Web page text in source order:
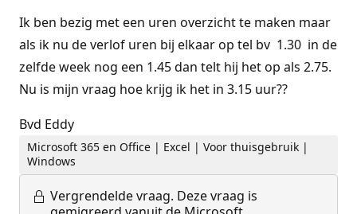
Ik ben bezig met een uren overzicht te maken maar
als ik nu de verlof uren bij elkaar op tel bv 1.30 in de
zelfde week nog een 1.45 dan telt hij het op als 2.75.
Nu is mijn vraag hoe krijg ik het in 3.15 uur??
Bvd Eddy
Microsoft 365 en Office | Excel | Voor thuisgebruik |
Windows
Vergrendelde vraag. Deze vraag is